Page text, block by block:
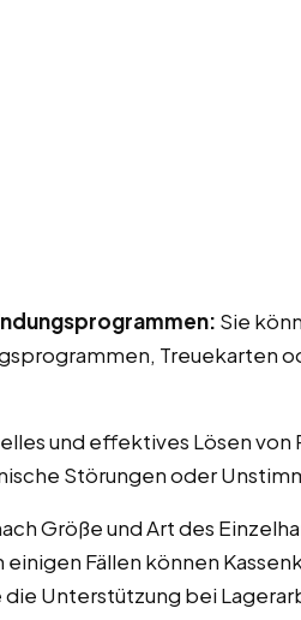
Sie
Treuekarten
und effektives Lösen von
Störungen oder
Größe und Art des
Fällen können
Unterstützung bei